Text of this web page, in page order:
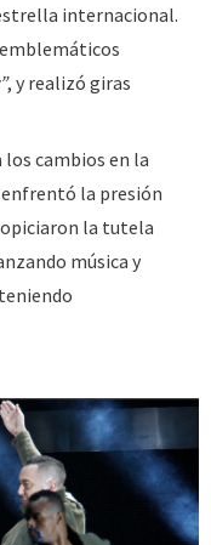
internacional.
, y realizó giras
cambios en la
enfrentó la presión
la tutela
música y